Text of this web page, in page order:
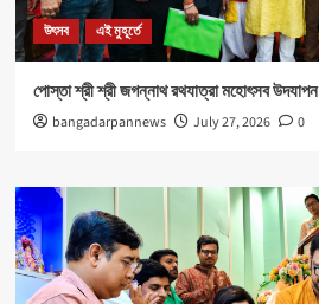
উৎসব এই মুহূর্তে
পোস্তা শ্রী শ্রী জগন্নাথ রথযাত্রা মহোৎসব উদযাপন
bangadarpannews July 27, 2026 0